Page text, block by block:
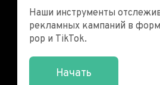
Наши инструменты
рекламных кампаний в
pop и TikTok.
Начать